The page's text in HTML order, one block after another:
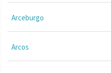
Arceburgo
Arcos